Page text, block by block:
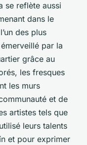
se reflète aussi
dans le
des plus
par la
grâce au
les fresques
les murs
et de
artistes tels que
leurs talents
et pour exprimer